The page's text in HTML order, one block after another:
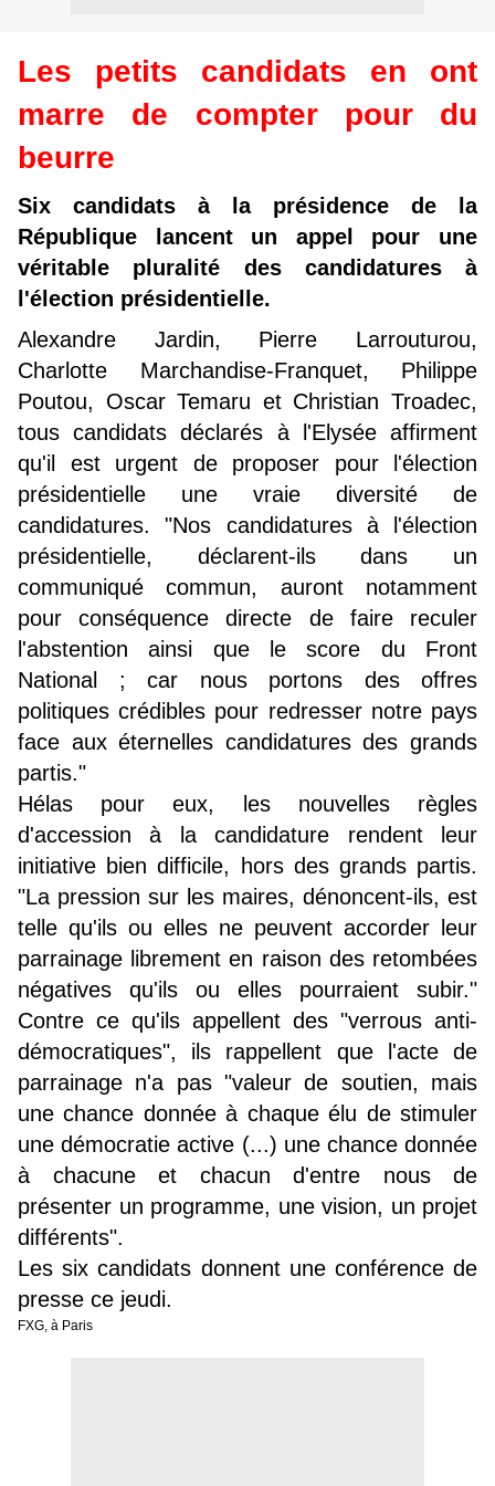
Les petits candidats en ont
marre de compter pour du
beurre
Six candidats à la présidence de la
République lancent un appel pour une
véritable pluralité des candidatures à
l'élection présidentielle.
Alexandre Jardin, Pierre Larrouturou,
Charlotte Marchandise-Franquet, Philippe
Poutou, Oscar Temaru et Christian Troadec,
tous candidats déclarés à l'Elysée affirment
qu'il est urgent de proposer pour l'élection
présidentielle une vraie diversité de
candidatures. "Nos candidatures à l'élection
présidentielle, déclarent-ils dans un
communiqué commun, auront notamment
pour conséquence directe de faire reculer
l'abstention ainsi que le score du Front
National ; car nous portons des offres
politiques crédibles pour redresser notre pays
face aux éternelles candidatures des grands
partis."
Hélas pour eux, les nouvelles règles
d'accession à la candidature rendent leur
initiative bien difficile, hors des grands partis.
"La pression sur les maires, dénoncent-ils, est
telle qu'ils ou elles ne peuvent accorder leur
parrainage librement en raison des retombées
négatives qu'ils ou elles pourraient subir."
Contre ce qu'ils appellent des "verrous anti-
démocratiques", ils rappellent que l'acte de
parrainage n'a pas "valeur de soutien, mais
une chance donnée à chaque élu de stimuler
une démocratie active (...) une chance donnée
à chacune et chacun d'entre nous de
présenter un programme, une vision, un projet
différents".
Les six candidats donnent une conférence de
presse ce jeudi.
FXG, à Paris